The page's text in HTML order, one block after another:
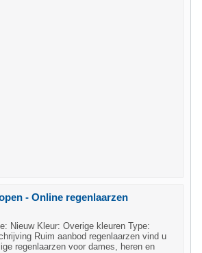
- Online regenlaarzen
Nieuw Kleur: Overige kleuren Type:
Ruim aanbod regenlaarzen vind u
regenlaarzen voor dames, heren en